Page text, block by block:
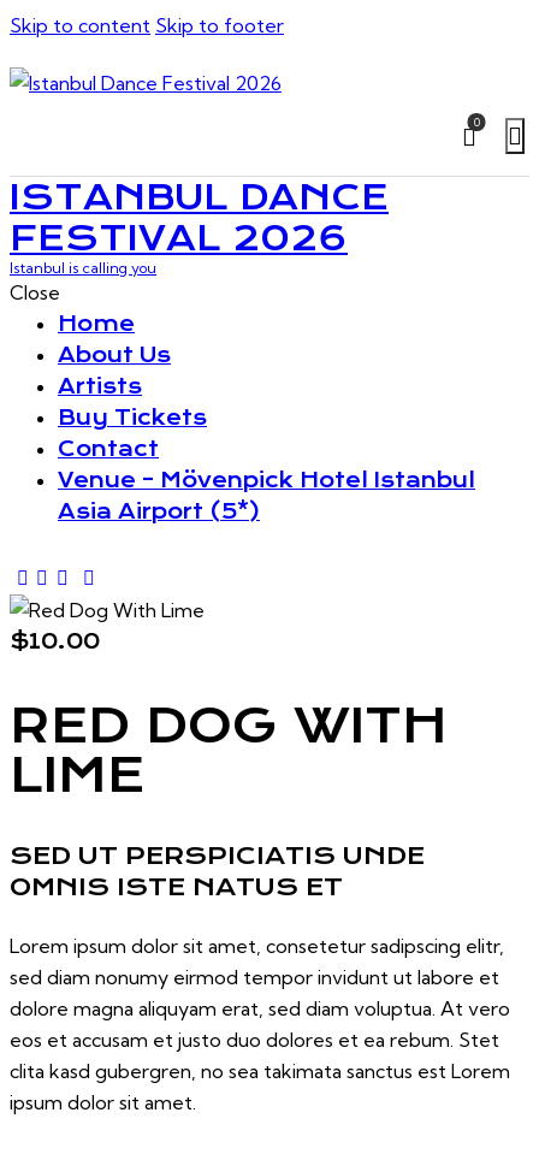
Skip to content Skip to footer
0
ISTANBUL DANCE
FESTIVAL 2026
Istanbul is calling you
Close
Home
About Us
Artists
Buy Tickets
Contact
Venue – Mövenpick Hotel Istanbul
Asia Airport (5*)
$10.00
RED DOG WITH
LIME
SED UT PERSPICIATIS UNDE
OMNIS ISTE NATUS ET
Lorem ipsum dolor sit amet, consetetur sadipscing elitr,
sed diam nonumy eirmod tempor invidunt ut labore et
dolore magna aliquyam erat, sed diam voluptua. At vero
eos et accusam et justo duo dolores et ea rebum. Stet
clita kasd gubergren, no sea takimata sanctus est Lorem
ipsum dolor sit amet.